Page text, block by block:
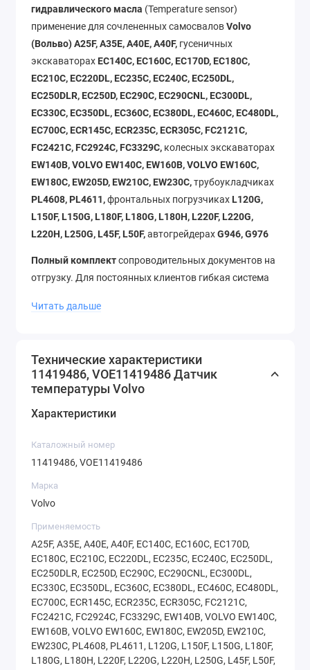
гидравлического масла (Temperature sensor)
применение для сочлененных самосваловVolvo
(Вольво) A25F, A35E, A40E, A40F, гусеничных
экскаваторах EC140C, EC160C, EC170D, EC180C,
EC210C, EC220DL, EC235C, EC240C, EC250DL,
EC250DLR, EC250D, EC290C, EC290CNL, EC300DL,
EC330C, EC350DL, EC360C, EC380DL, EC460C, EC480DL,
EC700C, ECR145C, ECR235C, ECR305C, FC2121C,
FC2421C, FC2924C, FC3329C, колесных экскаваторах
EW140B, VOLVO EW140C, EW160B, VOLVO EW160C,
EW180C, EW205D, EW210C, EW230C,трубоукладчиках
PL4608, PL4611,фронтальных погрузчиках L120G,
L150F, L150G, L180F, L180G, L180H, L220F, L220G,
L220H, L250G, L45F, L50F,автогрейдерахG946, G976
Полный комплектсопроводительных документов на
отгрузку. Для постоянных клиентов гибкая система
компании. Доставка по городу и до склада
транспортной компаниибесплатно!
надежного партнёра поставки запасных частей!
Читать дальше
Технические характеристики
11419486, VOE11419486 Датчик
температуры Volvo
Характеристики
Каталожный номер
11419486, VOE11419486
Марка
Volvo
Применяемость
A25F, A35E, A40E, A40F, EC140C, EC160C, EC170D,
EC180C, EC210C, EC220DL, EC235C, EC240C, EC250DL,
EC250DLR, EC250D, EC290C, EC290CNL, EC300DL,
EC330C, EC350DL, EC360C, EC380DL, EC460C, EC480DL,
EC700C, ECR145C, ECR235C, ECR305C, FC2121C,
FC2421C, FC2924C, FC3329C, EW140B, VOLVO EW140C,
EW160B, VOLVO EW160C, EW180C, EW205D, EW210C,
EW230C, PL4608, PL4611, L120G, L150F, L150G, L180F,
L180G, L180H, L220F, L220G, L220H, L250G, L45F, L50F,